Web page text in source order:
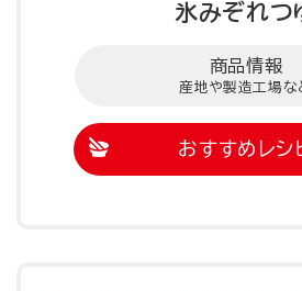
氷みぞれつ
商品情報
産地や製造工場な
おすすめレシ